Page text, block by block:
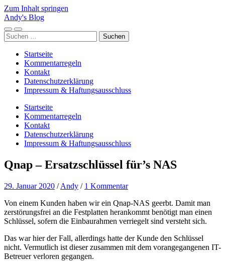
Zum Inhalt springen
Andy's Blog
Mobile-
Menü
Suchfeld
ein-/ausblenden
Suchen
nach:
Startseite
Kommentarregeln
Kontakt
Datenschutzerklärung
Impressum & Haftungsausschluss
Startseite
Kommentarregeln
Kontakt
Datenschutzerklärung
Impressum & Haftungsausschluss
Qnap – Ersatzschlüssel für’s NAS
29. Januar 2020 /Andy / 1 Kommentar
Von einem Kunden haben wir ein Qnap-NAS geerbt. Damit man
zerstörungsfrei an die Festplatten herankommt benötigt man einen
Schlüssel, sofern die Einbaurahmen verriegelt sind versteht sich.
Das war hier der Fall, allerdings hatte der Kunde den Schlüssel
nicht. Vermutlich ist dieser zusammen mit dem vorangegangenen IT-
Betreuer verloren gegangen.